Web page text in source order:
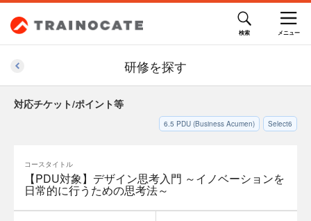
研修を探す
対応チケット/ポイント等
Select6
6.5 PDU (Business Acumen)
コースタイトル
【PDU対象】デザイン思考入門 ～イノベーションを
日常的に行うための思考法～